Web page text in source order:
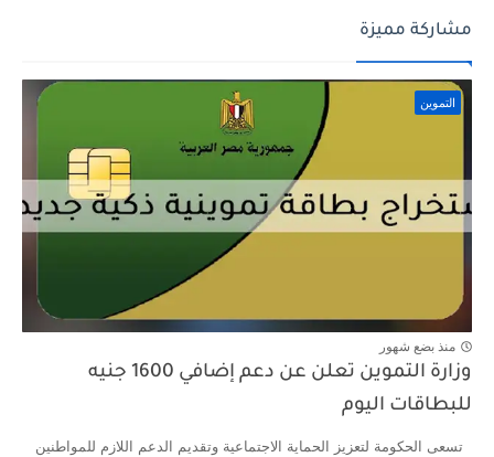
مشاركة مميزة
التموين
منذ بضع شهور
وزارة التموين تعلن عن دعم إضافي 1600 جنيه
للبطاقات اليوم
تسعى الحكومة لتعزيز الحماية الاجتماعية وتقديم الدعم اللازم للمواطنين